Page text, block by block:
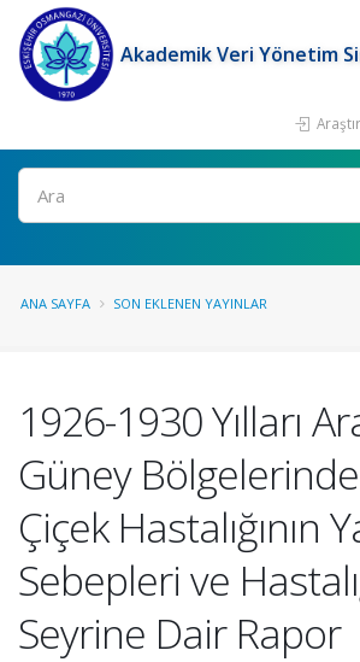
Akademik Veri Yönetim
Ara
ANA SAYFA SON EKLENEN YAYINLAR
1926-1930 Yılları
Güney
Çiçek Hastalığının
Sebepleri ve
Seyrine Dair Rapor